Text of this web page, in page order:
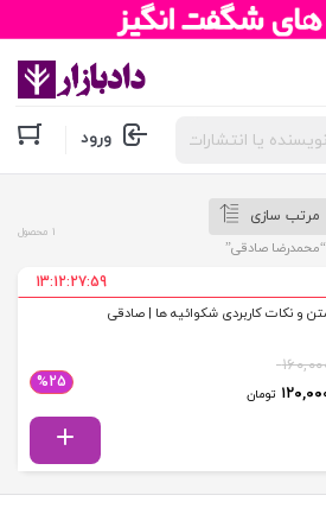
ورود
مرتب سازی
صادقی”
1 محصول
13:12:27:59
و نکات کاربردی شکوائیه ها | صادقی
اصلی: ۱۶۰,۰۰۰ تومان بود.
تومانقیمت فعلی: ۱۲۰,۰۰۰ تومان.
%25